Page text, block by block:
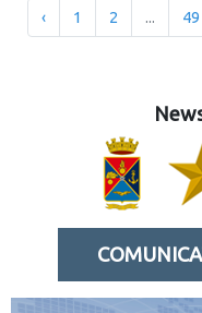
‹ 1 2 ... 49